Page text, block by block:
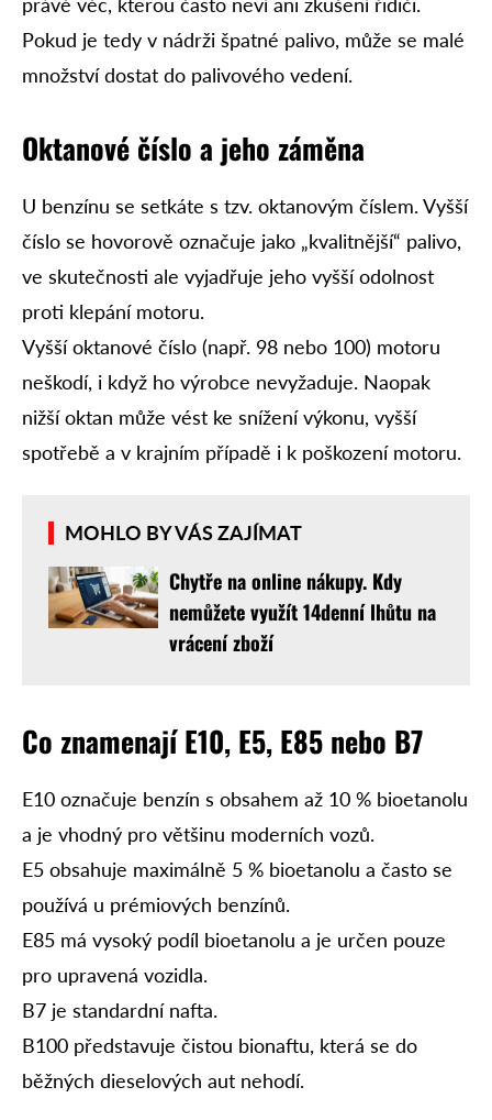
Pokud je tedy v nádrži špatné palivo, může se malé
množství dostat do palivového vedení.
Oktanové číslo a jeho záměna
U benzínu se setkáte s tzv. oktanovým číslem. Vyšší
číslo se hovorově označuje jako „kvalitnější“ palivo,
ve skutečnosti ale vyjadřuje jeho vyšší odolnost
proti klepání motoru.
Vyšší oktanové číslo (např. 98 nebo 100) motoru
neškodí, i když ho výrobce nevyžaduje. Naopak
nižší oktan může vést ke snížení výkonu, vyšší
spotřebě a v krajním případě i k poškození motoru.
MOHLO BY VÁS ZAJÍMAT
Chytře na online nákupy. Kdy
nemůžete využít 14denní lhůtu na
vrácení zboží
Co znamenají E10, E5, E85 nebo B7
E10 označuje benzín s obsahem až 10 % bioetanolu
a je vhodný pro většinu moderních vozů.
E5 obsahuje maximálně 5 % bioetanolu a často se
používá u prémiových benzínů.
E85 má vysoký podíl bioetanolu a je určen pouze
pro upravená vozidla.
B7 je standardní nafta.
B100 představuje čistou bionaftu, která se do
běžných dieselových aut nehodí.